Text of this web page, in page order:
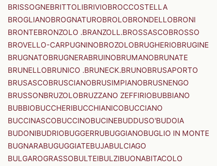
BRISSOGNEBRITTOLIBRIVIOBROCCOSTELLA
BROGLIANOBROGNATUROBROLOBRONDELLOBRONI
BRONTEBRONZOLO .BRANZOLL.BROSSASCOBROSSO
BROVELLO-CARPUGNINOBROZOLOBRUGHERIOBRUGINE
BRUGNATOBRUGNERABRUINOBRUMANOBRUNATE
BRUNELLOBRUNICO .BRUNECK.BRUNOBRUSAPORTO
BRUSASCOBRUSCIANOBRUSIMPIANOBRUSNENGO
BRUSSONBRUZOLOBRUZZANO ZEFFIRIOBUBBIANO
BUBBIOBUCCHERIBUCCHIANICOBUCCIANO
BUCCINASCOBUCCINOBUCINEBUDDUSO'BUDOIA
BUDONIBUDRIOBUGGERRUBUGGIANOBUGLIO IN MONTE
BUGNARABUGUGGIATEBUJABULCIAGO
BULGAROGRASSOBULTEIBULZIBUONABITACOLO